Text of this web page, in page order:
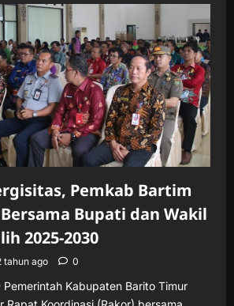
Pemkab Bartim
Bupati dan Wakil
2025-2030
tahun ago 0
Pemerintah Kabupaten Barito Timur